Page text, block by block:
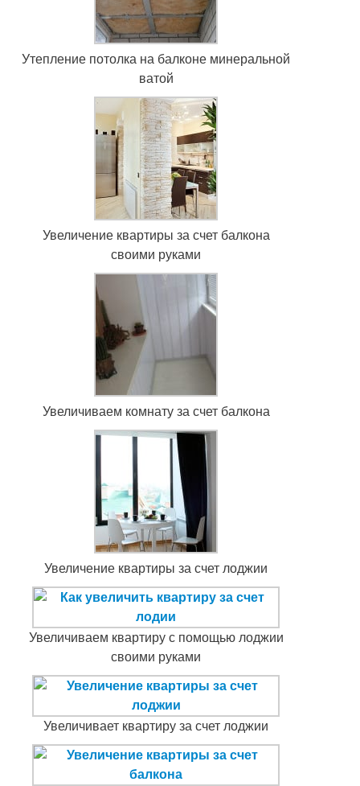
Утепление потолка на балконе минеральной
ватой
Увеличение квартиры за счет балкона
своими руками
Увеличиваем комнату за счет балкона
Увеличение квартиры за счет лоджии
Увеличиваем квартиру с помощью лоджии
своими руками
Увеличивает квартиру за счет лоджии